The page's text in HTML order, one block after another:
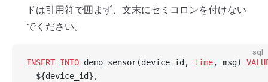
ドは引用符で囲まず、文末にセミコロンを付けない
でください。
sql
INSERT INTO demo_sensor(device_id, time, msg)
  ${device_id},